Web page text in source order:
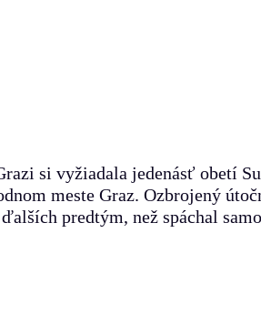
si vyžiadala jedenásť obetí
meste Graz. Ozbrojený
predtým, než spáchal